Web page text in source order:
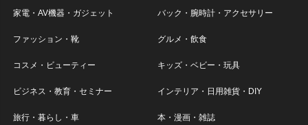
家電・AV機器・ガジェット バック・腕時計・アクセサリー
ファッション・靴 グルメ・飲食
コスメ・ビューティー キッズ・ベビー・玩具
ビジネス・教育・セミナー インテリア・日用雑貨・DIY
旅行・暮らし・車 本・漫画・雑誌